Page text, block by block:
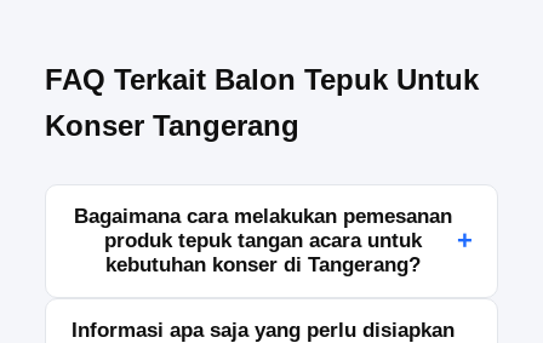
FAQ Terkait Balon Tepuk Untuk
Konser Tangerang
Bagaimana cara melakukan pemesanan
produk tepuk tangan acara untuk
kebutuhan konser di Tangerang?
+
tim kami melalui WhatsApp, telepon, atau formulir
Informasi apa saja yang perlu disiapkan